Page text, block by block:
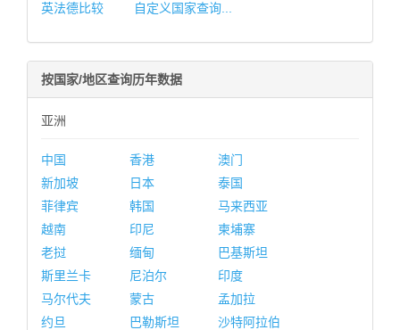
英法德比较
自定义国家查询...
按国家/地区查询历年数据
亚洲
中国 香港
澳门
新加坡
日本
泰国
菲律宾
韩国
马来西亚
越南
印尼
柬埔寨
老挝
缅甸
巴基斯坦
斯里兰卡
尼泊尔
印度
马尔代夫
蒙古
孟加拉
约旦
巴勒斯坦
沙特阿拉伯